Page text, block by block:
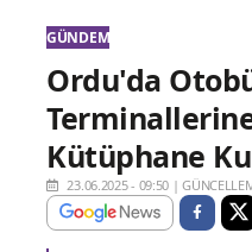
GÜNDEM
Ordu'da
Kütüphane
23.06.2025 - 09:50 |